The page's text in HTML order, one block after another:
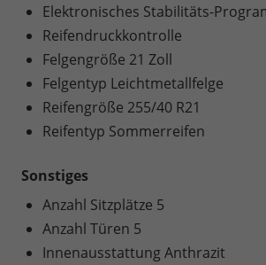
Elektronisches Stabilitäts-
Reifendruckkontrolle
Felgengröße 21 Zoll
Felgentyp Leichtmetallfelge
Reifengröße 255/40 R21
Reifentyp Sommerreifen
Sonstiges
Anzahl Sitzplätze 5
Anzahl Türen 5
Innenausstattung Anthrazit